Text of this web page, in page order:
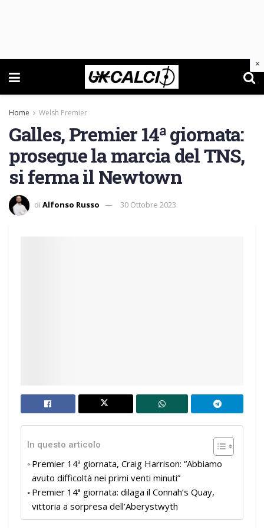
Home Welsh Premier
Galles, Premier 14ª giornata:
prosegue la marcia del TNS,
si ferma il Newtown
di Alfonso Russo 30 Ottobre 2023
In questo articolo
Premier 14ª giornata, Craig Harrison: “Abbiamo
avuto difficoltà nei primi venti minuti”
Premier 14ª giornata: dilaga il Connah’s Quay,
vittoria a sorpresa dell’Aberystwyth
×